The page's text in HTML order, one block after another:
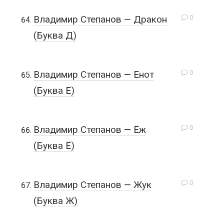
0
Владимир Степанов — Дракон
(Буква Д)
0
Владимир Степанов — Енот
(Буква Е)
0
Владимир Степанов — Ёж
(Буква Ё)
0
Владимир Степанов — Жук
(Буква Ж)